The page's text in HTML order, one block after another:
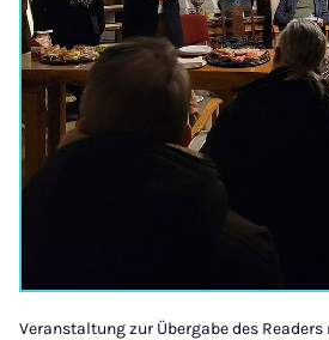
Veranstaltung zur Übergabe des